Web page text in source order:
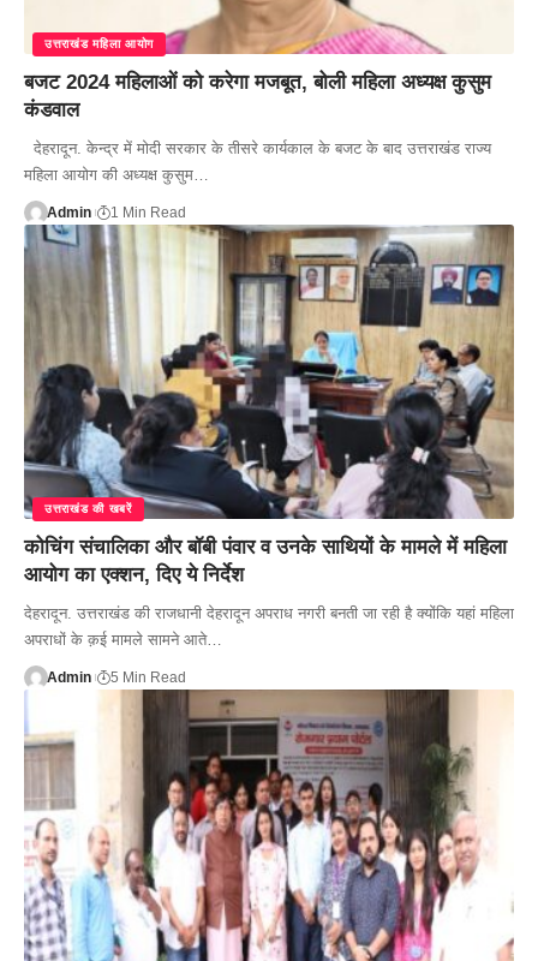
उत्तराखंड महिला आयोग
बजट 2024 महिलाओं को करेगा मजबूत, बोली महिला अध्यक्ष कुसुम
कंडवाल
देहरादून. केन्द्र में मोदी सरकार के तीसरे कार्यकाल के बजट के बाद उत्तराखंड राज्य
महिला आयोग की अध्यक्ष कुसुम…
Admin 1 Min Read
उत्तराखंड की खबरें
कोचिंग संचालिका और बॉबी पंवार व उनके साथियों के मामले में महिला
आयोग का एक्शन, दिए ये निर्देश
देहरादून. उत्तराखंड की राजधानी देहरादून अपराध नगरी बनती जा रही है क्योंकि यहां महिला
अपराधों के क़ई मामले सामने आते…
Admin 5 Min Read